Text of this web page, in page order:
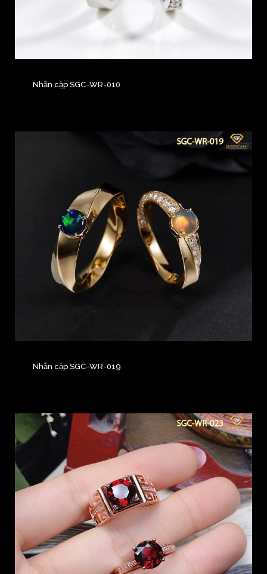
Nhẫn cặp SGC-WR-010
Nhẫn cặp SGC-WR-019